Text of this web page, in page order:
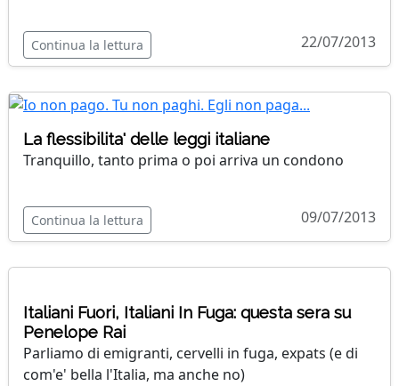
Continua la lettura 22/07/2013
La flessibilita' delle leggi italiane
Tranquillo, tanto prima o poi arriva un condono
Continua la lettura 09/07/2013
Italiani Fuori, Italiani In Fuga: questa sera su
Penelope Rai
Parliamo di emigranti, cervelli in fuga, expats (e di
com'e' bella l'Italia, ma anche no)